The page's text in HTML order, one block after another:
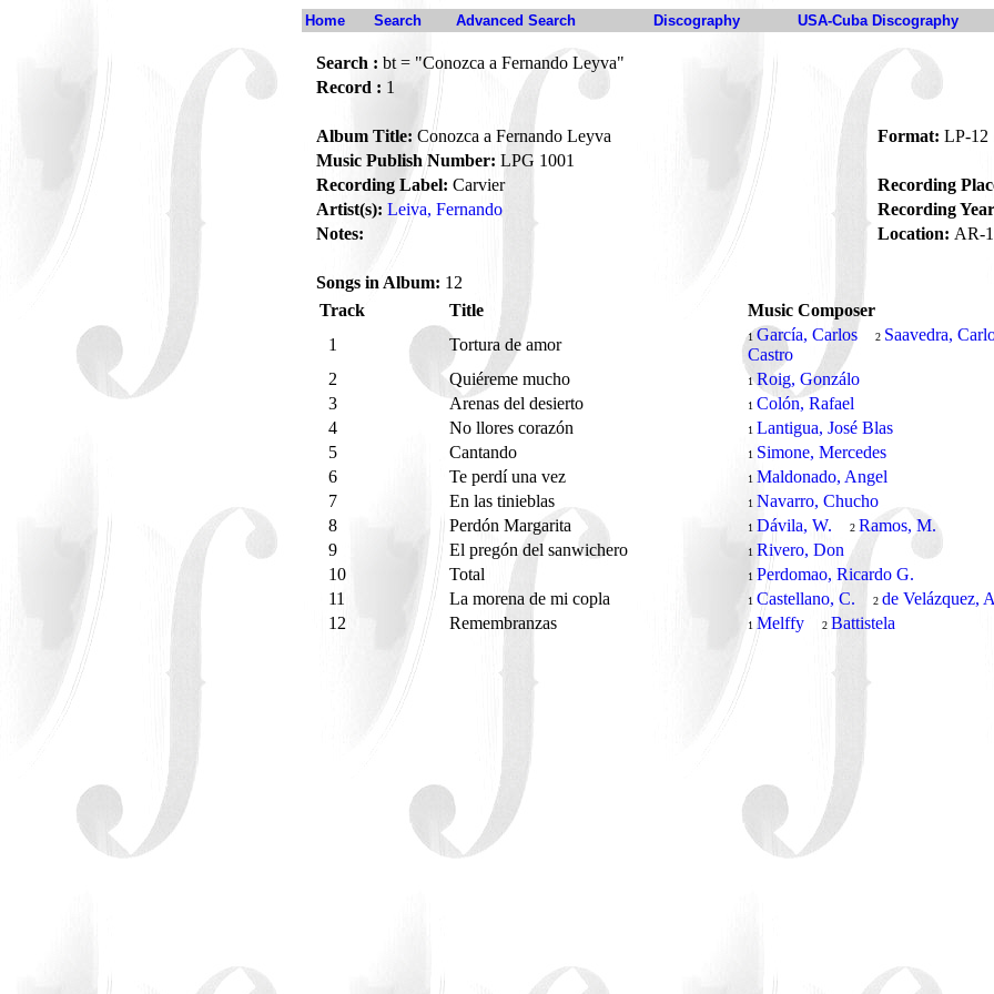
Home Search Advanced Search Discography USA-Cuba Discography
Search : bt = "Conozca a Fernando Leyva"
Record : 1
Album Title: Conozca a Fernando Leyva Format: LP-12
Music Publish Number: LPG 1001
Recording Label: Carvier
Recording
Artist(s): Leiva, Fernando
Recording
Notes:
Location: AR-
Songs in Album: 12
Track
Title
Music Composer
1
Tortura de amor 1 García, Carlos 2 Saavedra,
Castro
2
Quiéreme mucho 1Roig, Gonzálo
3
Arenas del desierto 1 Colón, Rafael
4
No llores corazón 1 Lantigua, José Blas
5
Cantando 1 Simone, Mercedes
6
Te perdí una vez 1 Maldonado, Angel
7
En las tinieblas 1 Navarro, Chucho
8
Perdón Margarita 1 Dávila, W. 2 Ramos, M.
9
El pregón del sanwichero 1 Rivero, Don
10
Total 1 Perdomao, Ricardo G.
11
La morena de mi copla 1 Castellano, C. 2 de Velázquez,
12
Remembranzas 1 Melffy 2 Battistela